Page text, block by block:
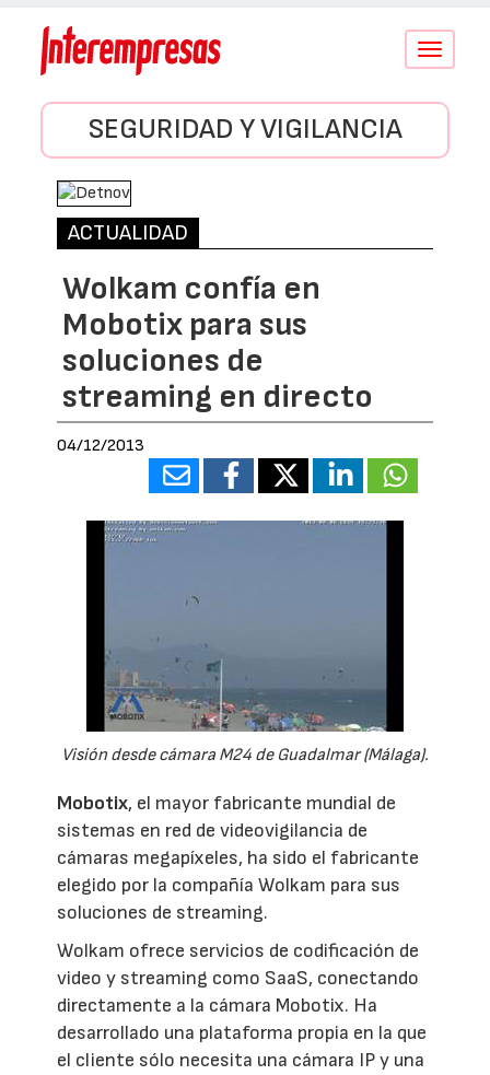
Conmutar
SEGURIDAD Y VIGILANCIA
ACTUALIDAD
Wolkam confía en
Mobotix para sus
soluciones de
streaming en directo
04/12/2013
Visión desde cámara M24 de Guadalmar (Málaga).
Mobotix, el mayor fabricante mundial de
sistemas en red de videovigilancia de
cámaras megapíxeles, ha sido el fabricante
elegido por la compañía Wolkam para sus
soluciones de streaming.
Wolkam ofrece servicios de codificación de
video y streaming como SaaS, conectando
directamente a la cámara Mobotix. Ha
desarrollado una plataforma propia en la que
el cliente sólo necesita una cámara IP y una